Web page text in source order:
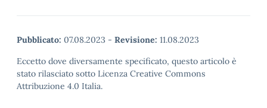
Pubblicato: 07.08.2023 - Revisione: 11.08.2023
Eccetto dove diversamente specificato, questo articolo è
stato rilasciato sotto Licenza Creative Commons
Attribuzione 4.0 Italia.